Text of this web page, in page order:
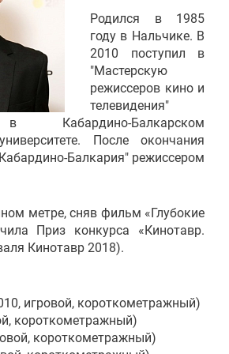
Родился в 1985
году в Нальчике. В
2010 поступил в
"Мастерскую
режиссеров кино и
телевидения"
Кабардино-Балкарском
После окончания
Балкария" режиссером
метре, сняв фильм «Глубокие
Приз конкурса «Кинотавр.
Кинотавр 2018).
игровой, короткометражный)
короткометражный)
короткометражный)